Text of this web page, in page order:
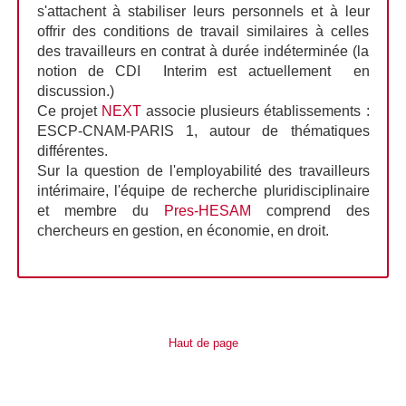
s'attachent à stabiliser leurs personnels et à leur
offrir des conditions de travail similaires à celles
des travailleurs en contrat à durée indéterminée (la
notion de CDI Interim est actuellement en
discussion.)
Ce projet NEXTassocie plusieurs établissements :
ESCP-CNAM-PARIS 1, autour de thématiques
différentes.
Sur la question de l'employabilité des travailleurs
intérimaire, l'équipe de recherche pluridisciplinaire
et membre du
Pres-HESAM comprend des
chercheurs en gestion, en économie, en droit.
Haut de page